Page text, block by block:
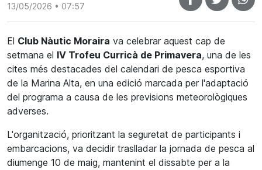
13/05/2026 • 07:57
El Club Nàutic Moraira va celebrar aquest cap de
setmana el IV Trofeu Curricà de Primavera, una de les
cites més destacades del calendari de pesca esportiva
de la Marina Alta, en una edició marcada per l'adaptació
del programa a causa de les previsions meteorològiques
adverses.
L'organització, prioritzant la seguretat de participants i
embarcacions, va decidir traslladar la jornada de pesca al
diumenge 10 de maig, mantenint el dissabte per a la